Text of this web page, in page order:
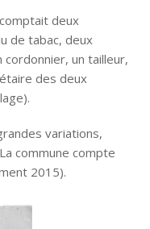
deux
de tabac, deux
un tailleur,
des deux
variations,
commune compte
2015).